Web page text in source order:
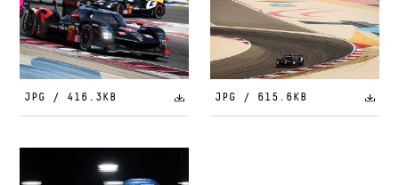
JPG / 416.3KB JPG / 615.6KB